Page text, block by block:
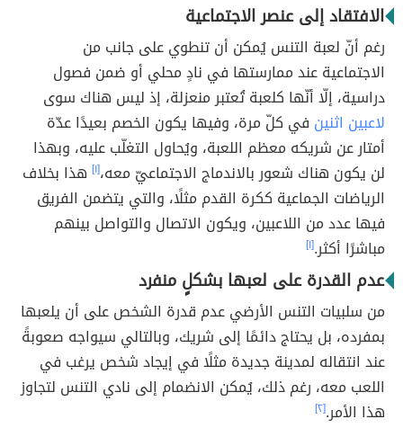
الافتقاد إلى عنصر الاجتماعية
رغم أنّ لعبة التنس يُمكن أن تنطوي على جانب من
الاجتماعية عند ممارستها في نادٍ محلي أو ضمن فصول
دراسية، إلّا أنّها كلعبة تُعتبر منعزلة، إذ ليس هناك سوى
لاعبين اثنين في كلّ مرة، وفيها يكون الخصم بعيدًا عدّة
أمتار عن شريكه معظم اللعبة، ويُحاول التغلّب عليه، وبهذا
لن يكون هناك شعور بالاندماج الاجتماعيّ معه،[١] هذا بخلاف
الرياضات الجماعية ككرة القدم مثلًا، والتي يتضمن الفريق
فيها عدد من اللاعبين، ويكون الاتصال والتواصل بينهم
مباشرًا أكثر.[١]
عدم القدرة على لعبها بشكلٍ منفرد
من سلبيات التنس الأرضي عدم قدرة الشخص على أن يلعبها
بمفرده، بل يحتاج دائمًا إلى شريك، وبالتالي سيواجه صعوبةً
عند انتقاله لمدينة جديدة مثلًا في إيجاد شخص يرغب في
اللعب معه، رغم ذلك، يُمكن الانضمام إلى نادي التنس لتجاوز
هذا الأمر.[٢]